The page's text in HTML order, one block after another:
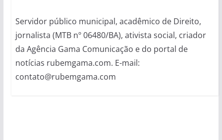
Servidor público municipal, acadêmico de Direito,
jornalista (MTB nº 06480/BA), ativista social, criador
da Agência Gama Comunicação e do portal de
notícias rubemgama.com. E-mail:
contato@rubemgama.com